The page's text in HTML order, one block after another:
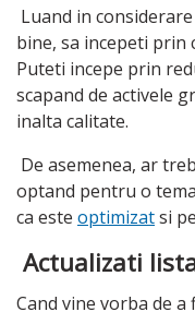
Luand in
bine, sa incepeti
Puteti incepe prin
scapand de activele
inalta calitate.
De asemenea, ar
optand pentru o
ca este optimizatsi
Actualizati
Cand vine vorba de